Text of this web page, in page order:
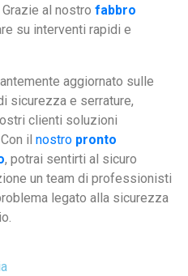
al nostro fabbro
su interventi rapidi e
aggiornato sulle
sicurezza e serrature,
clienti soluzioni
il nostro pronto
, potrai sentirti al sicuro
un team di professionisti
legato alla sicurezza